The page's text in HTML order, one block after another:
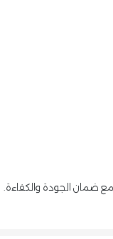
مع ضمان الجودة والكفاءة.